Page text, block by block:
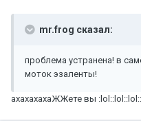
mr.frog сказал:
проблема устранена! в
моток эзаленты!
ахахахахаЖЖете вы